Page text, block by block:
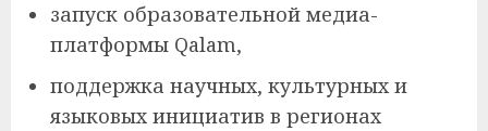
запуск образовательной медиа-
платформы Qalam,
поддержка научных, культурных и
языковых инициатив в регионах